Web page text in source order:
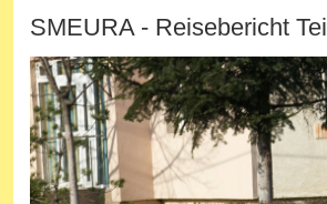
SMEURA - Reisebericht